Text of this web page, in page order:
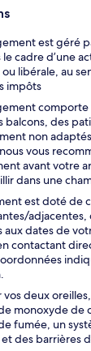
est géré
cadre d’une
libérale, au
impôts
comporte
balcons, des
non
vous
avant votre
dans une
est doté de
dates de
contactant
vos deux
monoxyde de
fumée, un
des barrières